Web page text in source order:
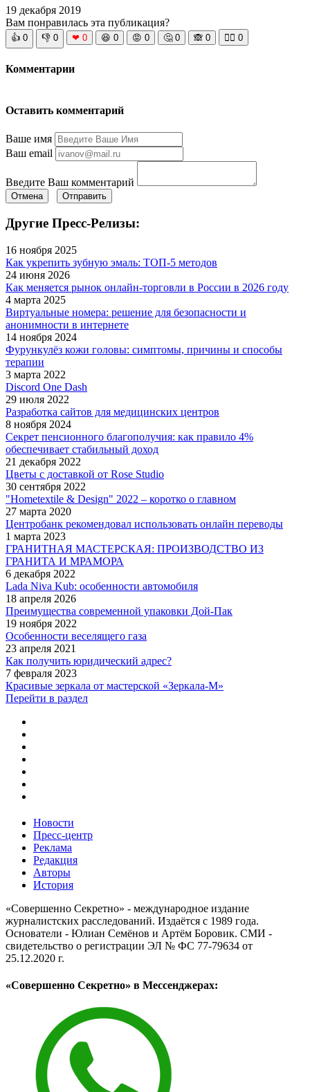
19 декабря 2019
Вам понравилась эта публикация?
👍 0 👎 0 ❤ 0 😆 0 😡 0 🤔 0 🙈 0 🧘‍♀️ 0
Комментарии
Оставить комментарий
Ваше имя
Ваш email
Введите Ваш комментарий
Отмена Отправить
Другие Пресс-Релизы:
16 ноября 2025
Как укрепить зубную эмаль: ТОП-5 методов
24 июня 2026
Как меняется рынок онлайн-торговли в России в 2026 году
4 марта 2025
Виртуальные номера: решение для безопасности и
анонимности в интернете
14 ноября 2024
Фурункулёз кожи головы: симптомы, причины и способы
терапии
3 марта 2022
Discord One Dash
29 июля 2022
Разработка сайтов для медицинских центров
8 ноября 2024
Секрет пенсионного благополучия: как правило 4%
обеспечивает стабильный доход
21 декабря 2022
Цветы с доставкой от Rose Studio
30 сентября 2022
"Hometextile & Design" 2022 – коротко о главном
27 марта 2020
Центробанк рекомендовал использовать онлайн переводы
1 марта 2023
ГРАНИТНАЯ МАСТЕРСКАЯ: ПРОИЗВОДСТВО ИЗ
ГРАНИТА И МРАМОРА
6 декабря 2022
Lada Niva Kub: особенности автомобиля
18 апреля 2026
Преимущества современной упаковки Дой-Пак
19 ноября 2022
Особенности веселящего газа
23 апреля 2021
Как получить юридический адрес?
7 февраля 2023
Красивые зеркала от мастерской «Зеркала-М»
Перейти в раздел
Новости
Пресс-центр
Реклама
Редакция
Авторы
История
«Совершенно Секретно» - международное издание
журналистских расследований. Издаётся с 1989 года.
Основатели - Юлиан Семёнов и Артём Боровик. CМИ -
свидетельство о регистрации ЭЛ № ФС 77-79634 от
25.12.2020 г.
«Совершенно Секретно» в Мессенджерах: